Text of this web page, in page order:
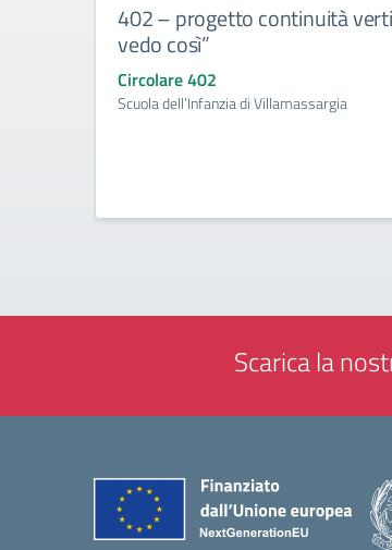
402 – progetto continuità
vedo così”
Circolare 402
Scuola dell’Infanzia di Villamassargia
Scarica la